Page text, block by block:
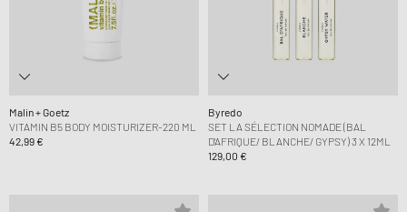
Malin + Goetz
VITAMIN B5 BODY MOISTURIZER-220 ML
42,99 €
Byredo
SET LA SÉLECTION NOMADE (BAL
D'AFRIQUE/ BLANCHE/ GYPSY) 3 X 12ML
129,00 €